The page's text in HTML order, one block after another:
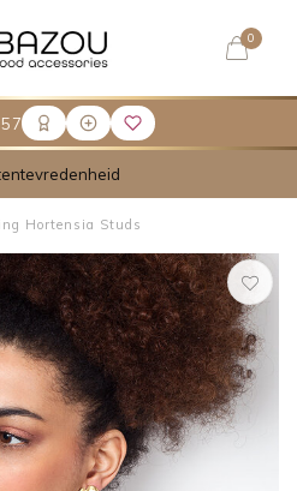
0
Hortensia Studs